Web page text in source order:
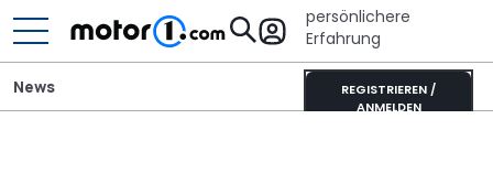
persönlichere
Erfahrung
REGISTRIEREN /
ANMELDEN
News